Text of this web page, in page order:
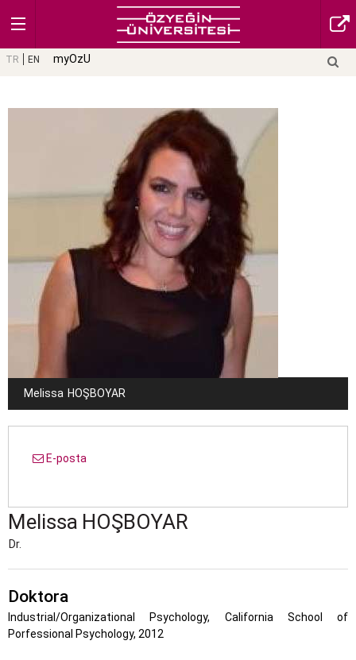
TR EN myOzU
Melissa HOŞBOYAR
E-posta
Melissa HOŞBOYAR
Dr.
Doktora
Industrial/Organizational Psychology, California School of
Porfessional Psychology, 2012